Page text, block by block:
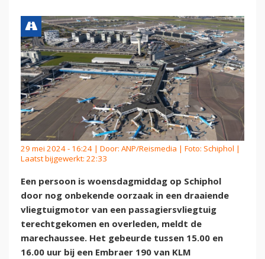
29 mei 2024 - 16:24 | Door: ANP/Reismedia | Foto: Schiphol |
Laatst bijgewerkt: 22:33
Een persoon is woensdagmiddag op Schiphol
door nog onbekende oorzaak in een draaiende
vliegtuigmotor van een passagiersvliegtuig
terechtgekomen en overleden, meldt de
marechaussee. Het gebeurde tussen 15.00 en
16.00 uur bij een Embraer 190 van KLM